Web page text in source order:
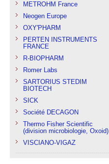
METROHM France
Neogen Europe
OXY'PHARM
PERTEN INSTRUMENTS
FRANCE
R-BIOPHARM
Romer Labs
SARTORIUS STEDIM
BIOTECH
SICK
Société DECAGON
Thermo Fisher Scientific
(division microbiologie, Oxoid)
VISCIANO-VIGAZ